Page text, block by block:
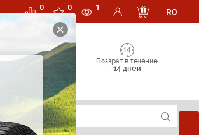
0 0 1
RO
Возврат в течение
14 дней